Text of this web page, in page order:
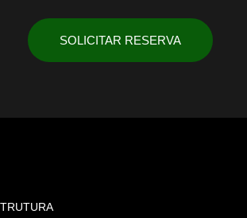
SOLICITAR RESERVA